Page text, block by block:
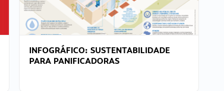
INFOGRÁFICO: SUSTENTABILIDADE
PARA PANIFICADORAS